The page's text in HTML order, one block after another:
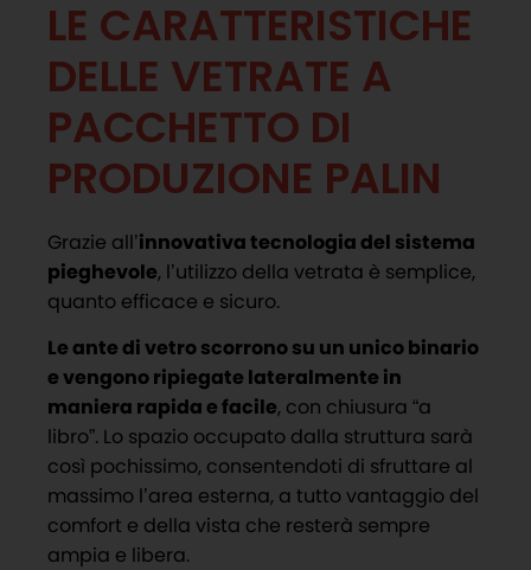
LE CARATTERISTICHE
DELLE VETRATE A
PACCHETTO DI
PRODUZIONE PALIN
Grazie all’innovativa tecnologia del sistema
pieghevole, l’utilizzo della vetrata è semplice,
quanto efficace e sicuro.
Le ante di vetro scorrono su un unico binario
e vengono ripiegate lateralmente in
maniera rapida e facile, con chiusura “a
libro”. Lo spazio occupato dalla struttura sarà
così pochissimo, consentendoti di sfruttare al
massimo l’area esterna, a tutto vantaggio del
comfort e della vista che resterà sempre
ampia e libera.